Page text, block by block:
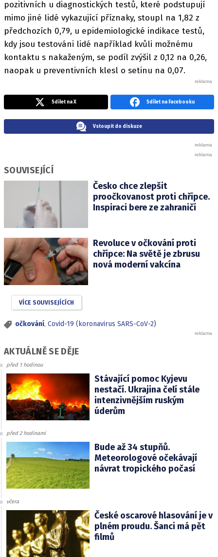
pozitivních u diagnostických testů, které podstupují
mimo jiné lidé vykazující příznaky, stoupl na 1,82 z
předchozích 0,79, u epidemiologické indikace testů,
kdy jsou testováni lidé například kvůli možnému
kontaktu s nakaženým, se podíl zvýšil z 0,12 na 0,26,
naopak u preventivních klesl o setinu na 0,07.
Sdílet na X Sdílet na Facebooku
Vstoupit do diskuze
SOUVISEJÍCÍ
Česko chce zlepšit
proočkovanost proti chřipce.
Inspiraci bere ze zahraničí
Revoluce v očkování proti
chřipce: Na světě je zbrusu
nová moderní vakcína
VÍCE SOUVISEJÍCÍCH
očkování, Covid-19 (koronavirus SARS-CoV-2)
AKTUÁLNĚ SE DĚJE
před 1 hodinou
Stávající pomoc Kyjevu
nestačí. Ukrajina čelí stále
intenzivnějším ruským
úderům
před 2 hodinami
Bude až 34 stupňů.
Meteorologové očekávají
návrat tropického počasí
včera
České oscarové hlasování je v
plném proudu. Šanci má pět
filmů